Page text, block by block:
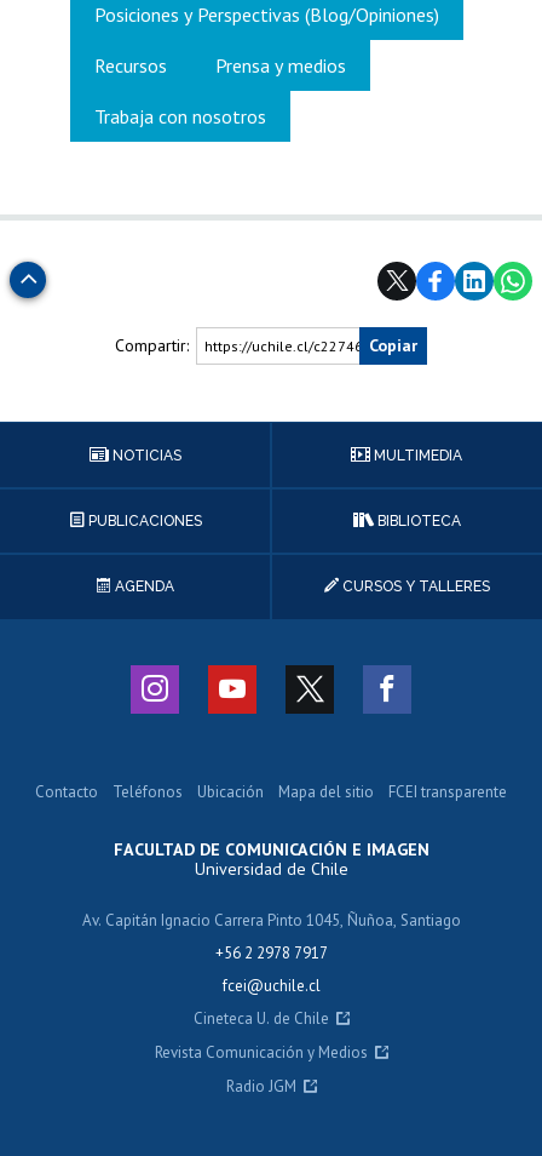
Posiciones y Perspectivas (Blog/Opiniones)
Recursos Prensa y medios
Trabaja con nosotros
Subir
Compartir: https://uchile.cl/c227468Copiar
NOTICIAS MULTIMEDIA
PUBLICACIONES BIBLIOTECA
AGENDA CURSOS Y TALLERES
FACULTAD DE COMUNICACIÓN E IMAGEN
Universidad de Chile
Av. Capitán Ignacio Carrera Pinto 1045, Ñuñoa, Santiago
+56 2 2978 7917
fcei@uchile.cl
Contacto Teléfonos Ubicación Mapa del sitio FCEI transparente
Cineteca U. de Chile
Revista Comunicación y Medios
Radio JGM